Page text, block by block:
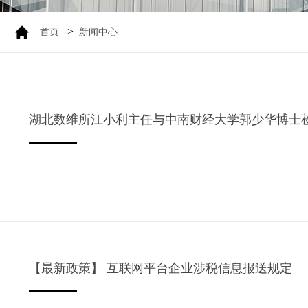
首页 > 新闻中心
湖北数维所江小利主任与中南财经大学郭少华博士
【最新政策】 互联网平台企业涉税信息报送规定